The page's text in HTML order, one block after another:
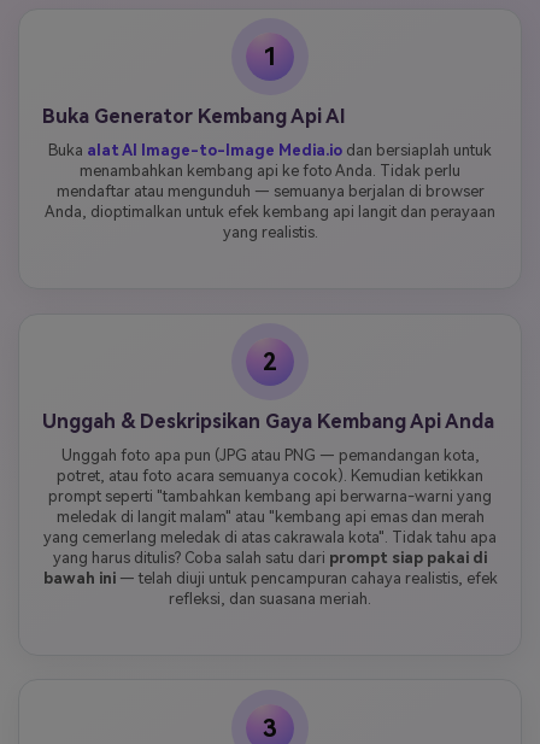
1
Buka Generator Kembang Api AI
Buka alat AI Image-to-Image Media.io dan bersiaplah untuk
menambahkan kembang api ke foto Anda. Tidak perlu
mendaftar atau mengunduh — semuanya berjalan di browser
Anda, dioptimalkan untuk efek kembang api langit dan perayaan
yang realistis.
2
Unggah & Deskripsikan Gaya Kembang Api Anda
Unggah foto apa pun (JPG atau PNG — pemandangan kota,
potret, atau foto acara semuanya cocok). Kemudian ketikkan
prompt seperti "tambahkan kembang api berwarna-warni yang
meledak di langit malam" atau "kembang api emas dan merah
yang cemerlang meledak di atas cakrawala kota". Tidak tahu apa
yang harus ditulis? Coba salah satu dari prompt siap pakai di
bawah ini— telah diuji untuk pencampuran cahaya realistis, efek
refleksi, dan suasana meriah.
3